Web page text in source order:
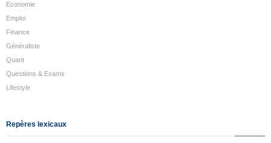
Economie
Emploi
Finance
Généraliste
Quant
Questions & Exams
Lifestyle
Repères lexicaux